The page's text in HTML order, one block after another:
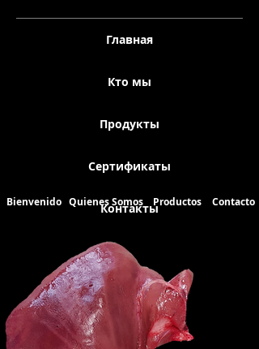
Главная
Кто мы
Продукты
Сертификаты
Контакты
Bienvenido Quienes Somos Productos Contacto